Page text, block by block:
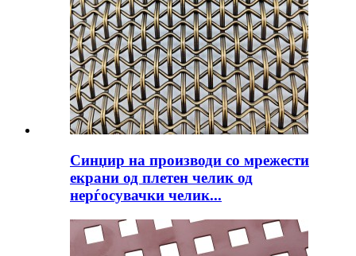
Синџир на производи со мрежести
екрани од плетен челик од
нерѓосувачки челик...